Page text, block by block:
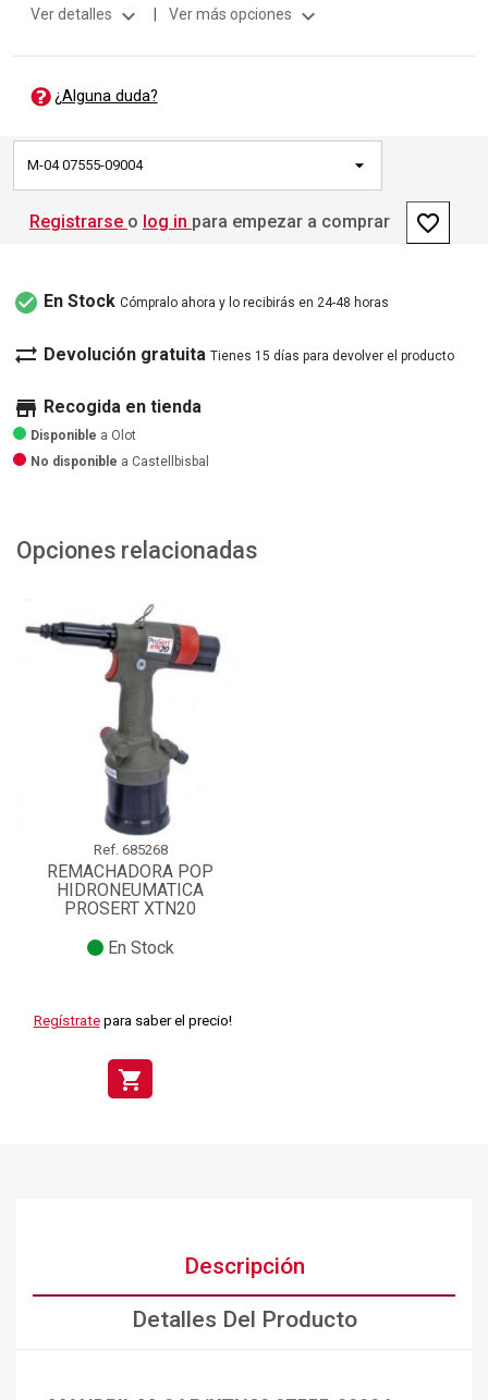
Ver detalles expand_more Ver más opciones expand_more
¿Alguna duda?
M-04 07555-09004
Registrarse o log in para empezar a comprar favorite_border
check_circle En Stock Cómpralo ahora y lo recibirás en 24-48 horas
sync_alt Devolución gratuita Tienes 15 días para devolver el producto
store Recogida en tienda
Disponible a Olot
No disponible a Castellbisbal
Opciones relacionadas
Ref. 685268
REMACHADORA POP
HIDRONEUMATICA
PROSERT XTN20
En Stock
Regístratepara saber el precio!
shopping_cart
Descripción
Detalles Del Producto